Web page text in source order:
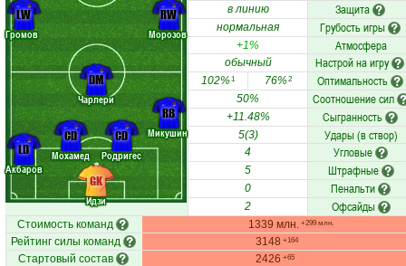
Идзи
Акбаров
Мохамед Родригес
Микушин
Громов
Чарлери
Морозов
GK
LD
CD CD
RB
LW
DM
RW в линию Защита
нормальная Грубость игры
+1% Атмосфера
обычный Настрой на игру
102%1 76%2 Оптимальность
50% Соотношение сил
+11.48% Сыгранность
5(3) Удары (в створ)
4 Угловые
5 Штрафные
0 Пенальти
2 Офсайды
Стоимость команд 1339 млн. +299 млн.
Рейтинг силы команд 3148 +164
Стартовый состав 2426 +65